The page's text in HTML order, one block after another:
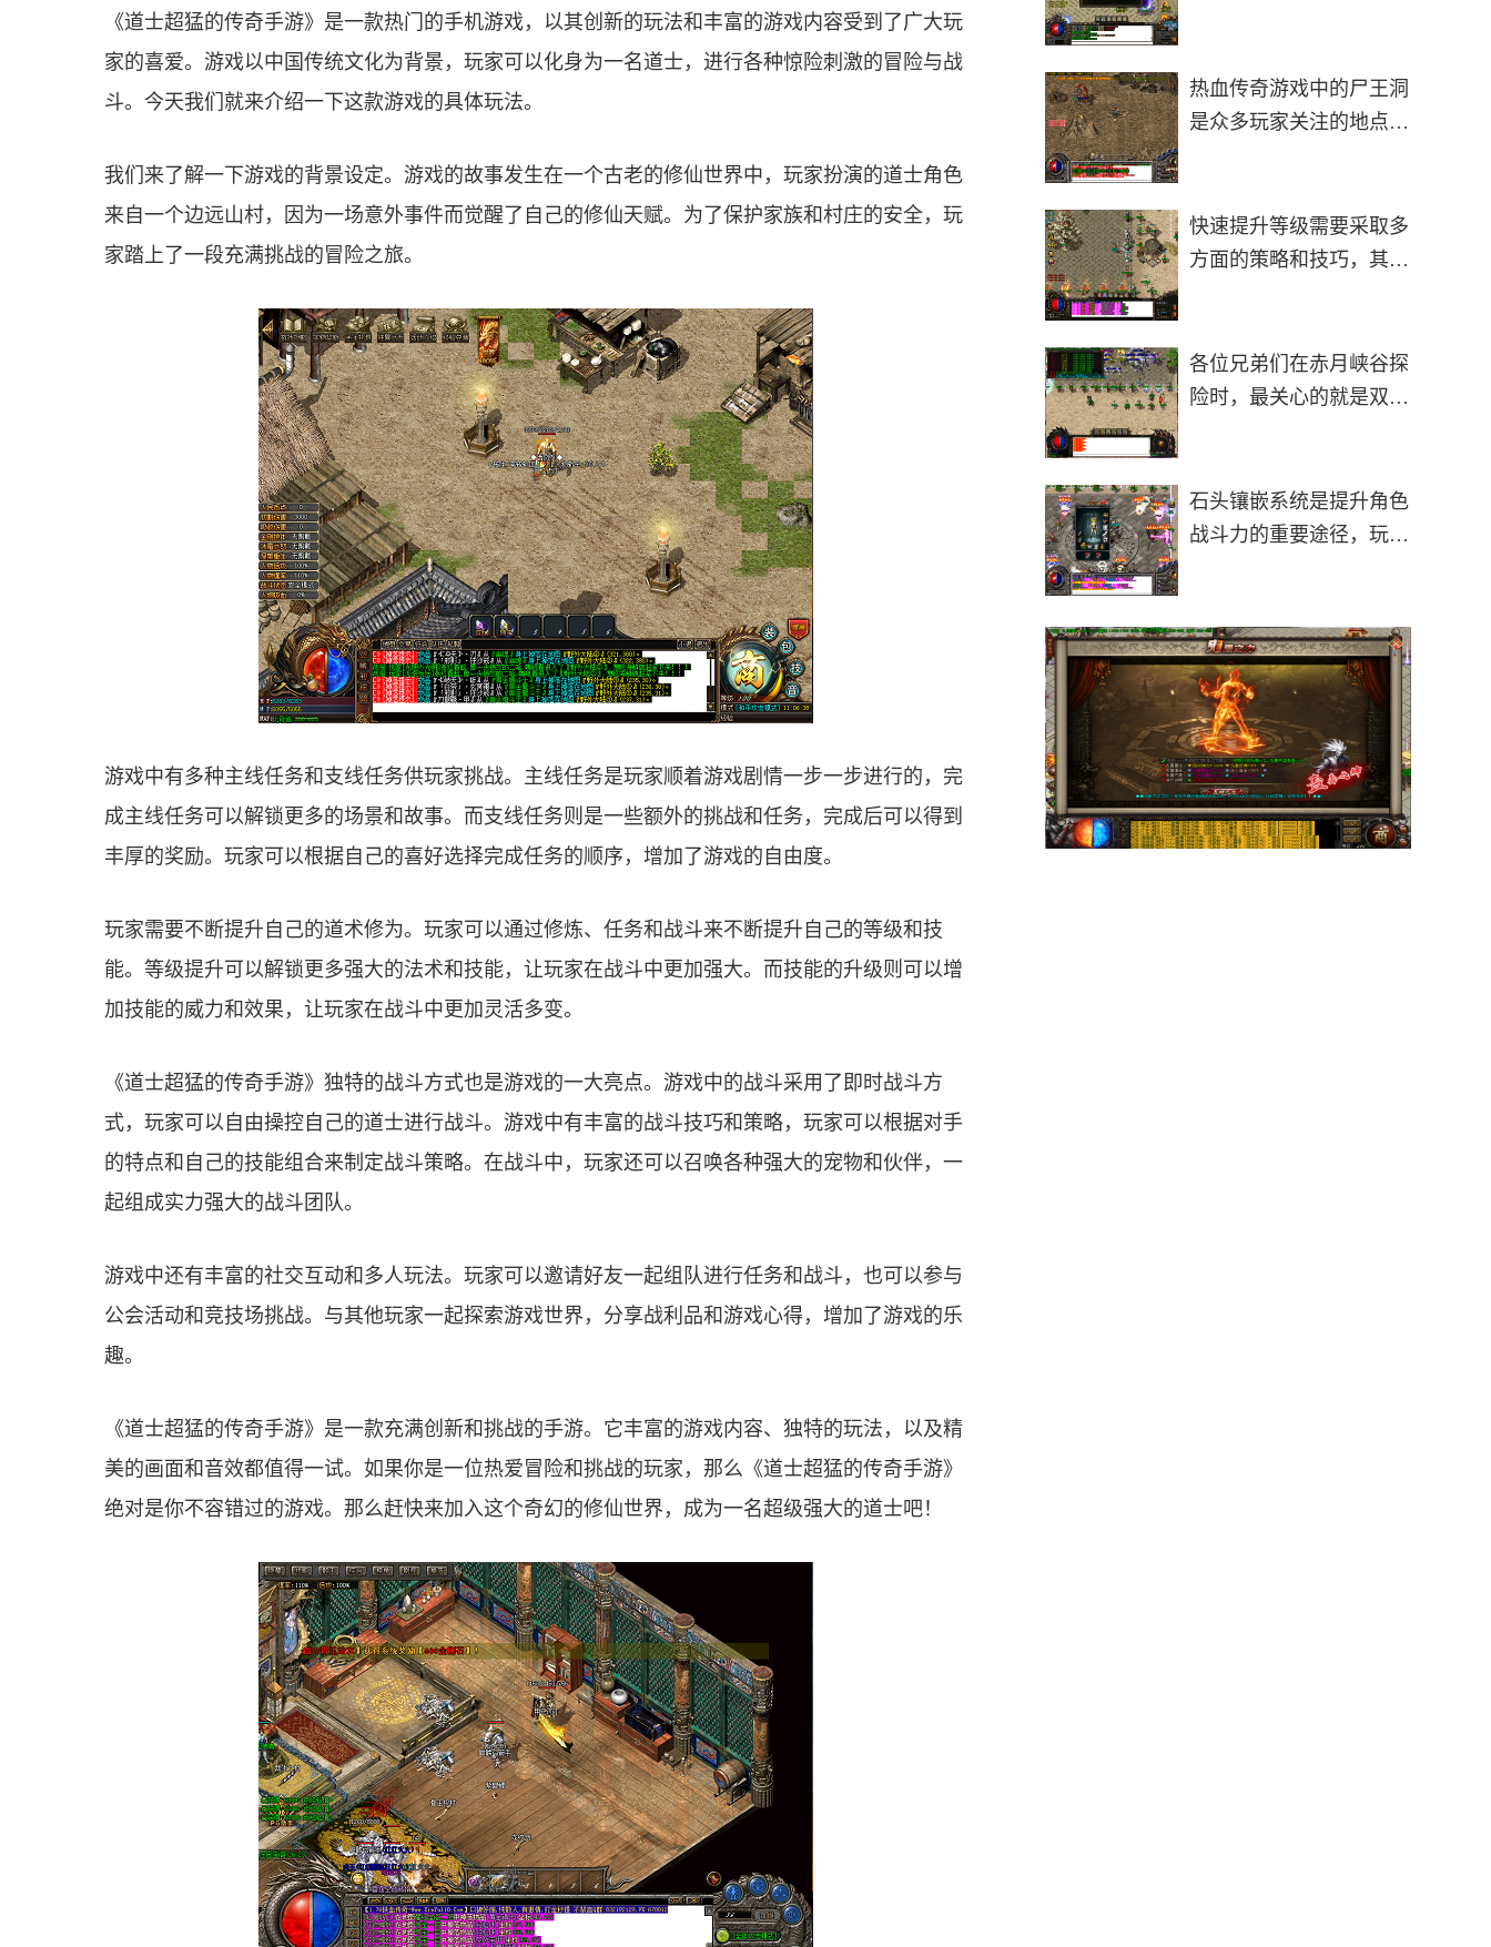
《道士超猛的传奇手游》是一款热门的手机游戏，以其创新的玩法和丰富的游戏内容受到了广大玩
家的喜爱。游戏以中国传统文化为背景，玩家可以化身为一名道士，进行各种惊险刺激的冒险与战
斗。今天我们就来介绍一下这款游戏的具体玩法。
我们来了解一下游戏的背景设定。游戏的故事发生在一个古老的修仙世界中，玩家扮演的道士角色
来自一个边远山村，因为一场意外事件而觉醒了自己的修仙天赋。为了保护家族和村庄的安全，玩
家踏上了一段充满挑战的冒险之旅。
游戏中有多种主线任务和支线任务供玩家挑战。主线任务是玩家顺着游戏剧情一步一步进行的，完
成主线任务可以解锁更多的场景和故事。而支线任务则是一些额外的挑战和任务，完成后可以得到
丰厚的奖励。玩家可以根据自己的喜好选择完成任务的顺序，增加了游戏的自由度。
玩家需要不断提升自己的道术修为。玩家可以通过修炼、任务和战斗来不断提升自己的等级和技
能。等级提升可以解锁更多强大的法术和技能，让玩家在战斗中更加强大。而技能的升级则可以增
加技能的威力和效果，让玩家在战斗中更加灵活多变。
《道士超猛的传奇手游》独特的战斗方式也是游戏的一大亮点。游戏中的战斗采用了即时战斗方
式，玩家可以自由操控自己的道士进行战斗。游戏中有丰富的战斗技巧和策略，玩家可以根据对手
的特点和自己的技能组合来制定战斗策略。在战斗中，玩家还可以召唤各种强大的宠物和伙伴，一
起组成实力强大的战斗团队。
游戏中还有丰富的社交互动和多人玩法。玩家可以邀请好友一起组队进行任务和战斗，也可以参与
公会活动和竞技场挑战。与其他玩家一起探索游戏世界，分享战利品和游戏心得，增加了游戏的乐
趣。
《道士超猛的传奇手游》是一款充满创新和挑战的手游。它丰富的游戏内容、独特的玩法，以及精
美的画面和音效都值得一试。如果你是一位热爱冒险和挑战的玩家，那么《道士超猛的传奇手游》
绝对是你不容错过的游戏。那么赶快来加入这个奇幻的修仙世界，成为一名超级强大的道士吧！
于固定的尸王殿，而是分
布在多个地图区域。比奇
热血传奇游戏中的尸王洞
是众多玩家关注的地点，
顺利进入该区域需要掌握
准确的路线和技巧。玩家
快速提升等级需要采取多
方面的策略和技巧，其中
途径。玩家进入游戏后应
当优先完成主线任务，这
各位兄弟们在赤月峡谷探
险时，最关心的就是双头
来看，这家伙主要出没在
恶魔祭坛、宫殿长廊和死
石头镶嵌系统是提升角色
战斗力的重要途径，玩家
戏中的石头主要分为神石
和宝石两大类，其中神石
可以镶嵌在盾牌、面纱、
勋章、玉